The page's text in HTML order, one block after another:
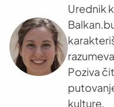
Urednik
Poziva
kulture.